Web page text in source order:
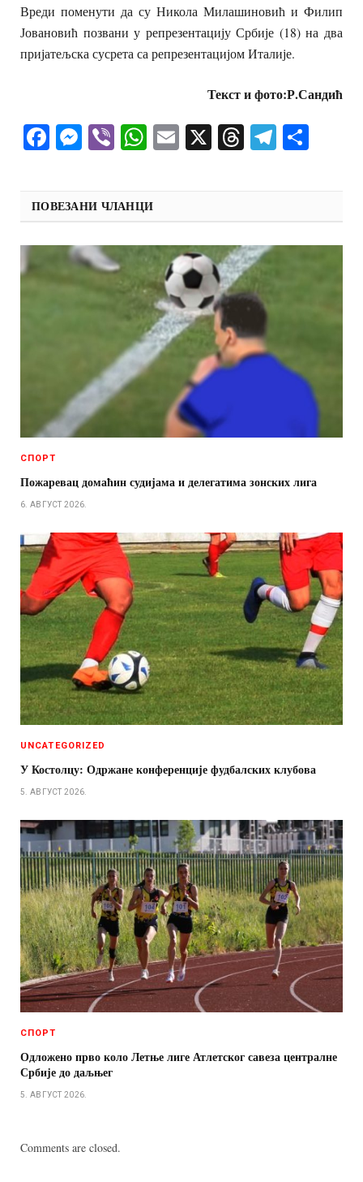
Вреди поменути да су Никола Милашиновић и Филип
Јовановић позвани у репрезентацију Србије (18) на два
пријатељска сусрета са репрезентацијом Италије.
Текст и фото:Р.Сандић
Facebook
Messenger
ViberWhatsApp
Email
X Threads
ПОВЕЗАНИ ЧЛАНЦИ
СПОРТ
Пожаревац домаћин судијама и делегатима зонских лига
6. АВГУСТ 2026.
UNCATEGORIZED
У Костолцу: Одржане конференције фудбалских клубова
5. АВГУСТ 2026.
СПОРТ
Одложено прво коло Летње лиге Атлетског савеза централне
Србије до даљњег
5. АВГУСТ 2026.
Comments are closed.